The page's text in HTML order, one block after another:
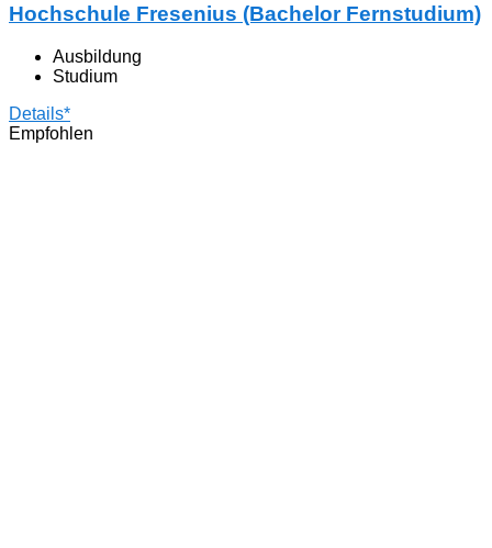
Hochschule Fresenius (Bachelor Fernstudium)
Ausbildung
Studium
Details*
Empfohlen